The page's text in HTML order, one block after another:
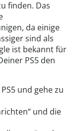
finden. Das
da einige
sind als
ist bekannt für
PS5 den
und gehe zu
und die